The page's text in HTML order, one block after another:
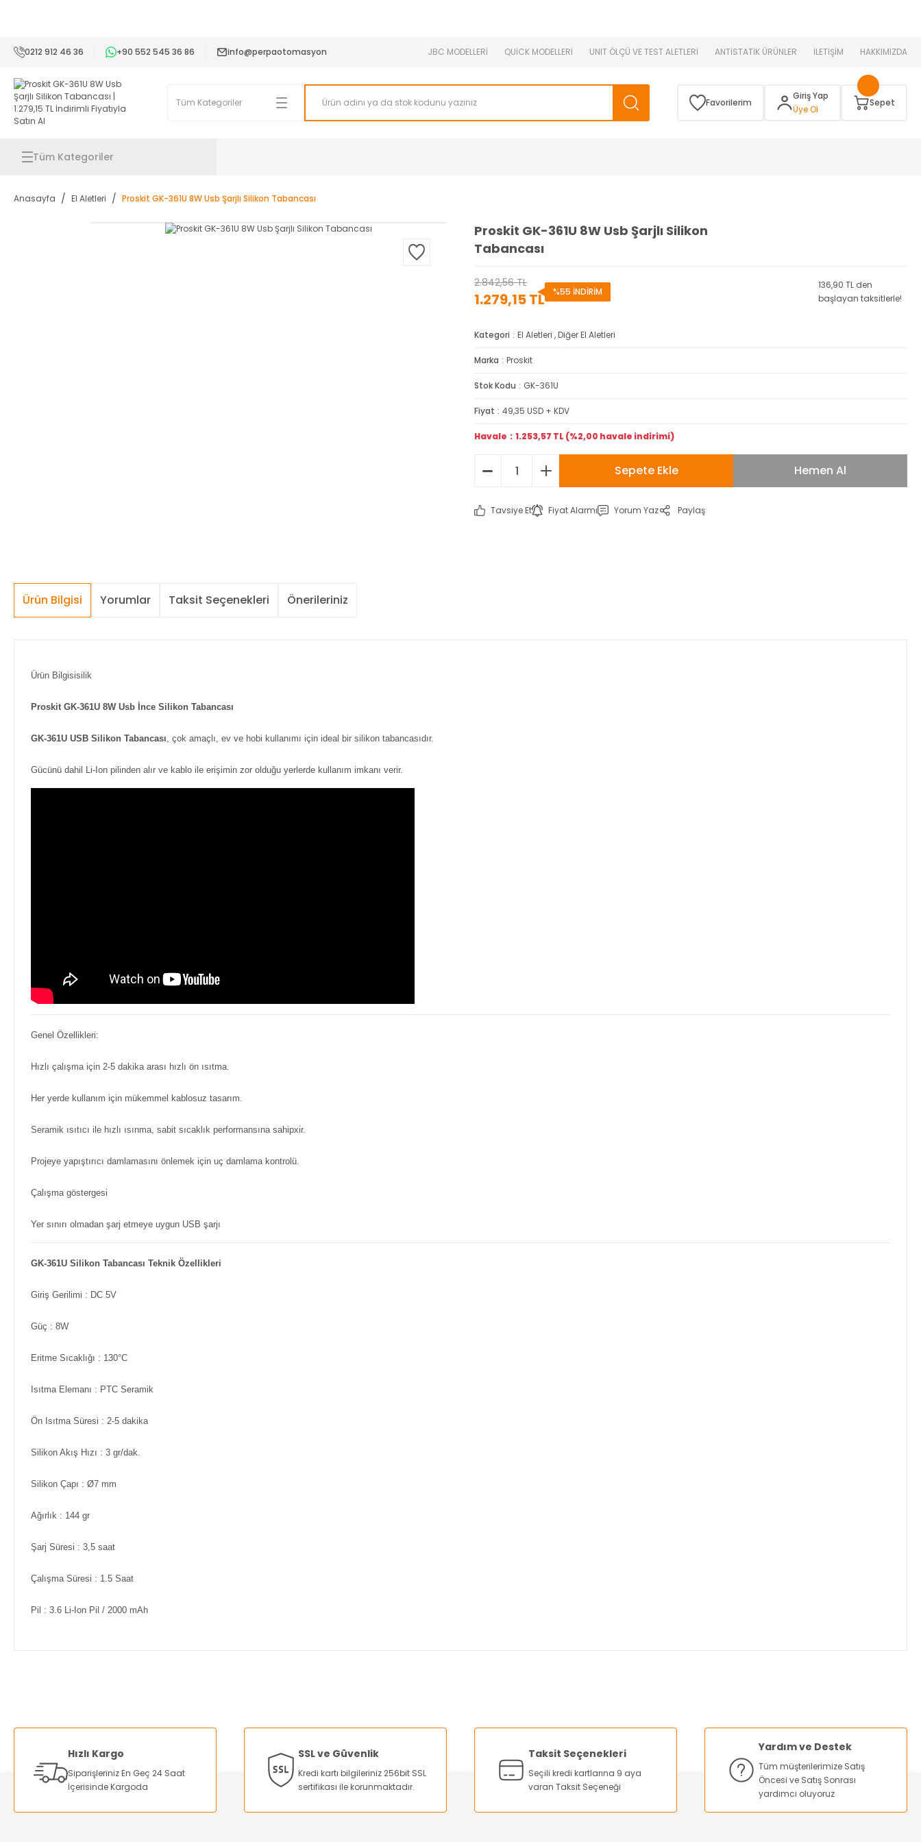
0212 912 46 36 +90 552 545 36 86 info@perpaotomasyon JBC MODELLERİ QUİCK MODELLERİ UNIT ÖLÇÜ VE TEST ALETLERİ ANTİSTATİK ÜRÜNLER İLETİŞİM HAKKIMIZDA
Favorilerim
Giriş Yap
Üye Ol
Sepet
Tüm Kategoriler
Anasayfa El Aletleri Proskit GK-361U 8W Usb Şarjlı Silikon Tabancası
Proskit GK-361U 8W Usb Şarjlı Silikon
Tabancası
2.842,56 TL
1.279,15 TL %55 İNDİRİM
136,90 TL den
başlayan taksitlerle!
Kategori El Aletleri ,Diğer El Aletleri
Marka Proskit
Stok Kodu GK-361U
Fiyat 49,35 USD + KDV
Havale 1.253,57 TL (%2,00 havale indirimi)
Sepete Ekle Hemen Al
Tavsiye Et Fiyat Alarmı Yorum Yaz Paylaş
Ürün Bilgisi Yorumlar Taksit Seçenekleri Önerileriniz
Ürün Bilgisisilik
Proskit GK-361U 8W Usb İnce Silikon Tabancası
GK-361U USB Silikon Tabancası, çok amaçlı, ev ve hobi kullanımı için ideal bir silikon tabancasıdır.
Gücünü dahil Li-Ion pilinden alır ve kablo ile erişimin zor olduğu yerlerde kullanım imkanı verir.
Genel Özellikleri:
Hızlı çalışma için 2-5 dakika arası hızlı ön ısıtma.
Her yerde kullanım için mükemmel kablosuz tasarım.
Seramik ısıtıcı ile hızlı ısınma, sabit sıcaklık performansına sahipxir.
Projeye yapıştırıcı damlamasını önlemek için uç damlama kontrolü.
Çalışma göstergesi
Yer sınırı olmadan şarj etmeye uygun USB şarjı
GK-361U Silikon Tabancası Teknik Özellikleri
Giriş Gerilimi : DC 5V
Güç : 8W
Eritme Sıcaklığı : 130°C
Isıtma Elemanı : PTC Seramik
Ön Isıtma Süresi : 2-5 dakika
Silikon Akış Hızı : 3 gr/dak.
Silikon Çapı : Ø7 mm
Ağırlık : 144 gr
Şarj Süresi : 3,5 saat
Çalışma Süresi : 1.5 Saat
Pil : 3.6 Li-Ion Pil / 2000 mAh
Ürün resmi kalitesiz, bozuk veya görüntülenemiyor.
Ürün bilgilerinde hatalar bulunuyor.
Ürün fiyatı diğer sitelerden daha pahalı.
Hızlı Kargo
Siparişleriniz En Geç 24 Saat
İçerisinde Kargoda
SSL ve Güvenlik
Kredi kartı bilgileriniz 256bit SSL
sertifikası ile korunmaktadır.
Taksit Seçenekleri
Seçili kredi kartlarına 9 aya
varan Taksit Seçeneği
Yardım ve Destek
Tüm müşterilerimize Satış
Öncesi ve Satış Sonrası
yardımcı oluyoruz